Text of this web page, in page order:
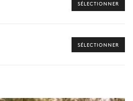
SÉLECTIONNER
SÉLECTIONNER